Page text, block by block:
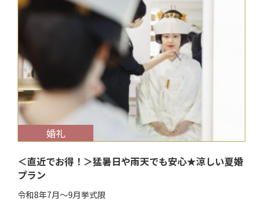
$target_date
婚礼
＜直近でお得！＞猛暑日や雨天でも安心★涼しい夏婚
プラン
令和8年7月～9月挙式限